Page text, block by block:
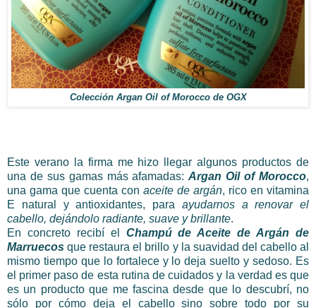
Colección Argan Oil of Morocco de OGX
Este verano la firma me hizo llegar algunos productos de
una de sus gamas más afamadas:Argan Oil of Morocco,
una gama que cuenta con aceite de argán, rico en vitamina
E natural y antioxidantes, para ayudarnos a renovar el
cabello, dejándolo radiante, suave y brillante.
En concreto recibí el Champú de Aceite de Argán de
Marruecos que restaura el brillo y la suavidad del cabello al
mismo tiempo que lo fortalece y lo deja suelto y sedoso. Es
el primer paso de esta rutina de cuidados y la verdad es que
es un producto que me fascina desde que lo descubrí, no
sólo por cómo deja el cabello sino sobre todo por su